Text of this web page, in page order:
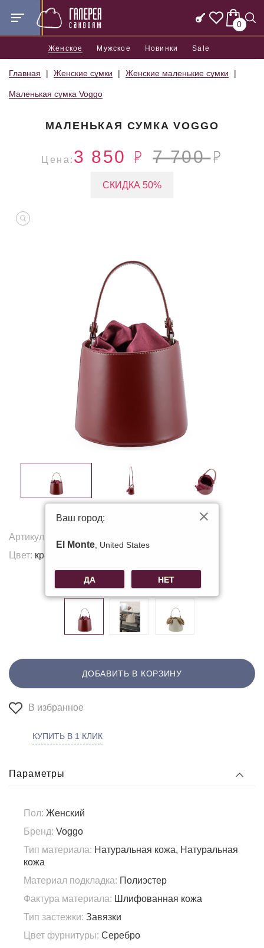
0
Женское Мужское Новинки Sale
Главная Женские сумки Женские маленькие сумки
Маленькая сумка Voggo
МАЛЕНЬКАЯ СУМКА VOGGO
Цена: 3 850 7 700
СКИДКА 50%
Артикул:
Цвет: красный
Другие цвета:
ДОБАВИТЬ В КОРЗИНУ
В избранное
КУПИТЬ В 1 КЛИК
Параметры
Пол: Женский
Бренд: Voggo
Тип материала: Натуральная кожа, Натуральная
кожа
Материал подкладка: Полиэстер
Фактура материала: Шлифованная кожа
Тип застежки: Завязки
Цвет фурнитуры: Серебро
Ваш город:
El Monte, United States
ДА НЕТ